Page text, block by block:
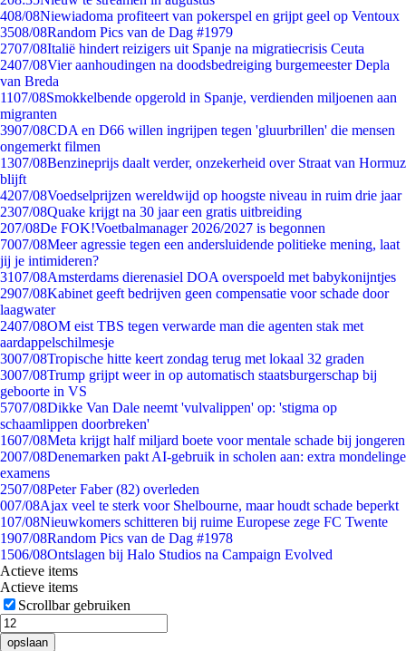
408/08Niewiadoma profiteert van pokerspel en grijpt geel op Ventoux
3508/08Random Pics van de Dag #1979
2707/08Italië hindert reizigers uit Spanje na migratiecrisis Ceuta
2407/08Vier aanhoudingen na doodsbedreiging burgemeester Depla
van Breda
1107/08Smokkelbende opgerold in Spanje, verdienden miljoenen aan
migranten
3907/08CDA en D66 willen ingrijpen tegen 'gluurbrillen' die mensen
ongemerkt filmen
1307/08Benzineprijs daalt verder, onzekerheid over Straat van Hormuz
blijft
4207/08Voedselprijzen wereldwijd op hoogste niveau in ruim drie jaar
2307/08Quake krijgt na 30 jaar een gratis uitbreiding
207/08De FOK!Voetbalmanager 2026/2027 is begonnen
7007/08Meer agressie tegen een andersluidende politieke mening, laat
jij je intimideren?
3107/08Amsterdams dierenasiel DOA overspoeld met babykonijntjes
2907/08Kabinet geeft bedrijven geen compensatie voor schade door
laagwater
2407/08OM eist TBS tegen verwarde man die agenten stak met
aardappelschilmesje
3007/08Tropische hitte keert zondag terug met lokaal 32 graden
3007/08Trump grijpt weer in op automatisch staatsburgerschap bij
geboorte in VS
5707/08Dikke Van Dale neemt 'vulvalippen' op: 'stigma op
schaamlippen doorbreken'
1607/08Meta krijgt half miljard boete voor mentale schade bij jongeren
2007/08Denemarken pakt AI-gebruik in scholen aan: extra mondelinge
examens
2507/08Peter Faber (82) overleden
007/08Ajax veel te sterk voor Shelbourne, maar houdt schade beperkt
107/08Nieuwkomers schitteren bij ruime Europese zege FC Twente
1907/08Random Pics van de Dag #1978
1506/08Ontslagen bij Halo Studios na Campaign Evolved
Actieve items
Actieve items
Scrollbar gebruiken
opslaan